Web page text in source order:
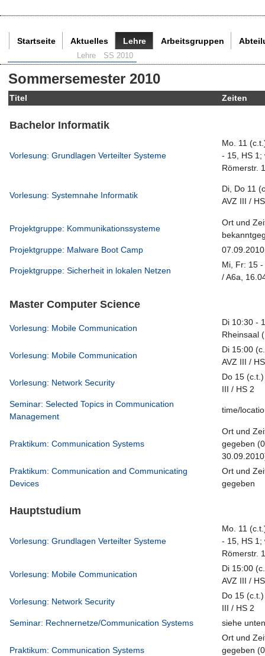
Startseite Aktuelles Lehre Arbeitsgruppen
Lehre SS 2010
Sommersemester 2010
Titel Zeiten
Bachelor Informatik
Vorlesung: Grundlagen Verteilter Systeme
Mo. 11
- 15, HS 1;
Römerstr.
Vorlesung: Systemnahe Informatik
Di, Do 11
AVZ III /
Projektgruppe: Kommunikationssysteme
Ort und
Projektgruppe: Malware Boot Camp
Projektgruppe: Sicherheit in lokalen Netzen
Mi, Fr: 15
/ A6a,
Master Computer Science
Vorlesung: Mobile Communication
Di 10:30 -
Rheinsaal
Vorlesung: Mobile Communication
Di 15:00
AVZ III /
Vorlesung: Network Security
Do 15
III / HS 2
Seminar: Selected Topics in Communication
Management
time/
Praktikum: Communication Systems
Ort und
gegeben
Praktikum: Communication and Communicating
Devices
Ort und
gegeben
Hauptstudium
Vorlesung: Grundlagen Verteilter Systeme
Mo. 11
- 15, HS 1;
Römerstr.
Vorlesung: Mobile Communication
Di 15:00
AVZ III /
Vorlesung: Network Security
Do 15
III / HS 2
Seminar: Rechnernetze/Communication Systems
siehe
Praktikum: Communication Systems
Ort und
gegeben